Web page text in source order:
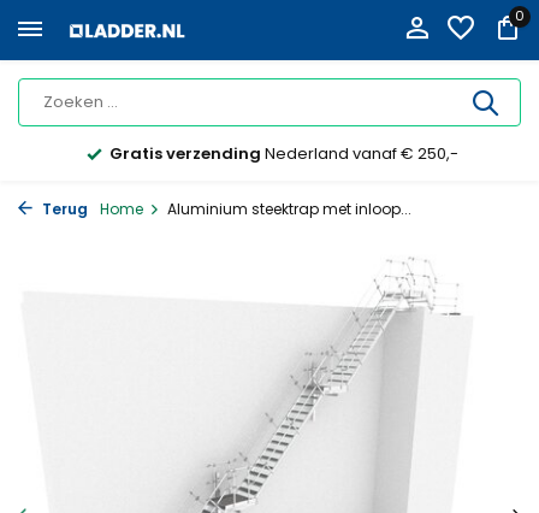
0
Gratis verzending Nederland vanaf € 250,-
Terug Home Aluminium steektrap met inloop...